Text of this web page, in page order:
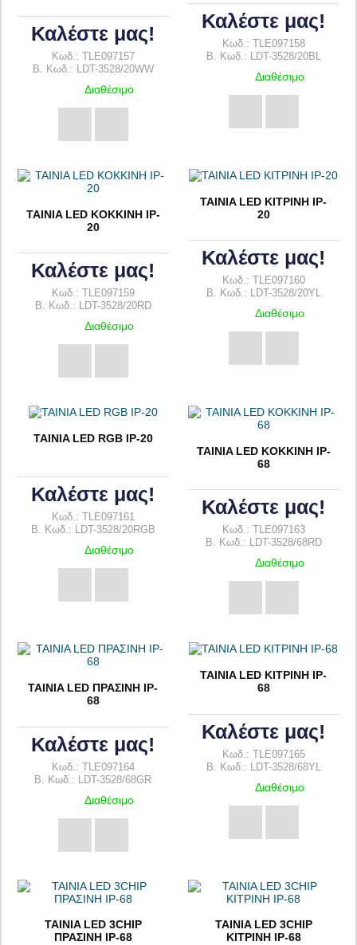
Καλέστε μας!
Κωδ.: TLE097157
B. Κωδ.: LDT-3528/20WW
Διαθέσιμο
Καλέστε μας!
Κωδ.: TLE097158
B. Κωδ.: LDT-3528/20BL
Διαθέσιμο
TAINIA LED KOKKINH IP-
20
Καλέστε μας!
Κωδ.: TLE097159
B. Κωδ.: LDT-3528/20RD
Διαθέσιμο
TAINIA LED ΚΙΤΡΙΝΗ IP-
20
Καλέστε μας!
Κωδ.: TLE097160
B. Κωδ.: LDT-3528/20YL
Διαθέσιμο
TAINIA LED RGB IP-20
Καλέστε μας!
Κωδ.: TLE097161
B. Κωδ.: LDT-3528/20RGB
Διαθέσιμο
TAINIA LED KOKKINH IP-
68
Καλέστε μας!
Κωδ.: TLE097163
B. Κωδ.: LDT-3528/68RD
Διαθέσιμο
TAINIA LED ΠΡΑΣΙΝΗ IP-
68
Καλέστε μας!
Κωδ.: TLE097164
B. Κωδ.: LDT-3528/68GR
Διαθέσιμο
TAINIA LED ΚΙΤΡΙΝΗ IP-
68
Καλέστε μας!
Κωδ.: TLE097165
B. Κωδ.: LDT-3528/68YL
Διαθέσιμο
TAINIA LED 3CHIP
ΠΡΑΣΙΝΗ IP-68
TAINIA LED 3CHIP
ΚΙΤΡΙΝΗ IP-68